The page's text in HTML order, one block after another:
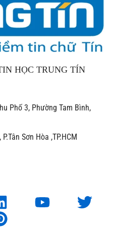
HỌC TRUNG TÍN
Phố 3, Phường Tam Bình,
Sơn Hòa ,TP.HCM